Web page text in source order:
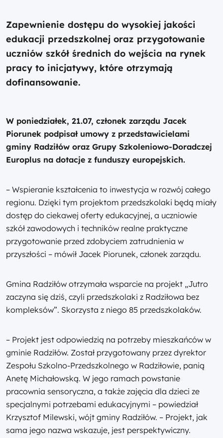
Zapewnienie dostępu do wysokiej jakości
edukacji przedszkolnej oraz przygotowanie
uczniów szkół średnich do wejścia na rynek
pracy to inicjatywy, które otrzymają
dofinansowanie.
W poniedziałek, 21.07, członek zarządu Jacek
Piorunek podpisał umowy z przedstawicielami
gminy Radziłów oraz Grupy Szkoleniowo-Doradczej
Europlus na dotacje z funduszy europejskich.
– Wspieranie kształcenia to inwestycja w rozwój całego
regionu. Dzięki tym projektom przedszkolaki będą miały
dostęp do ciekawej oferty edukacyjnej, a uczniowie
szkół zawodowych i techników realne praktyczne
przygotowanie przed zdobyciem zatrudnienia w
przyszłości – mówił Jacek Piorunek, członek zarządu.
Gmina Radziłów otrzymała wsparcie na projekt „Jutro
zaczyna się dziś, czyli przedszkolaki z Radziłowa bez
kompleksów”. Skorzysta z niego 85 przedszkolaków.
– Projekt jest odpowiedzią na potrzeby mieszkańców w
gminie Radziłów. Został przygotowany przez dyrektor
Zespołu Szkolno-Przedszkolnego w Radziłowie, panią
Anetę Michałowską. W jego ramach powstanie
pracownia sensoryczna, a także zajęcia dla dzieci ze
specjalnymi potrzebami edukacyjnymi – powiedział
Krzysztof Milewski, wójt gminy Radziłów. – Projekt, jak
sama jego nazwa wskazuje, jest perspektywiczny.